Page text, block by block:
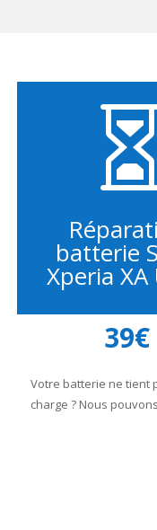

batterie
Xperia
39€
Votre batterie ne tient
charge ? Nous